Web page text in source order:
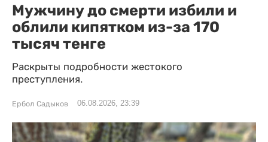
Мужчину до смерти избили и
облили кипятком из-за 170
тысяч тенге
Раскрыты подробности жестокого
преступления.
Ербол Садыков 06.08.2026, 23:39